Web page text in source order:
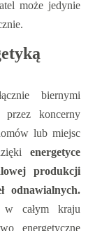
może jedynie
biernymi
przez koncerny
lub miejsc
energetyce
produkcji
odnawialnych.
w całym kraju
energetyczne